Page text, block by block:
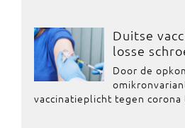
Duitse
losse
Door de
vaccinatieplicht tegen corona